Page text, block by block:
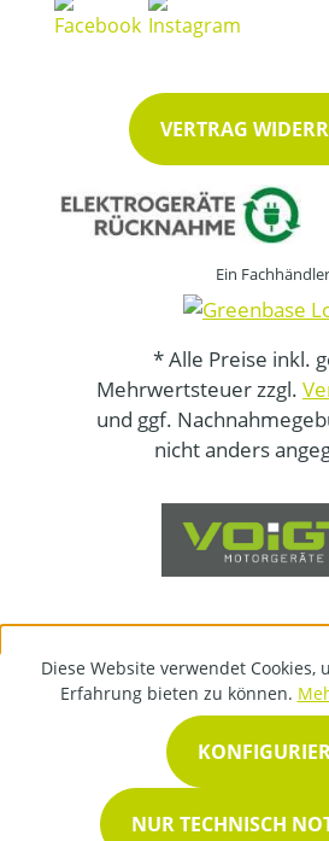
VERTRAG
Ein
* Alle Preise inkl.
Mehrwertsteuer zzgl.
und ggf.
nicht anders
Diese Website verwendet Cookies,
Erfahrung bieten zu können.
NUR TECHNISCH